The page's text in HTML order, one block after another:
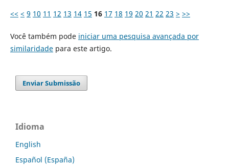
<< < 9 10 11 12 13 14 15 16 17 18 19 20 21 22 23 > >>
Você também pode iniciar uma pesquisa avançada por
similaridadepara este artigo.
Enviar Submissão
Idioma
English
Español (España)